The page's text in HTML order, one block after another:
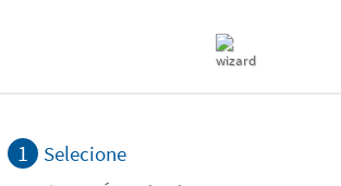
1 Selecione